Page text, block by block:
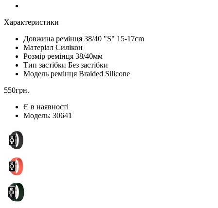
Характеристики
Довжина ремінця 38/40 "S" 15-17cm
Матеріал Силікон
Розмір ремінця 38/40мм
Тип застібки Без застібки
Модель ремінця Braided Silicone
550грн.
Є в наявності
Модель: 30641